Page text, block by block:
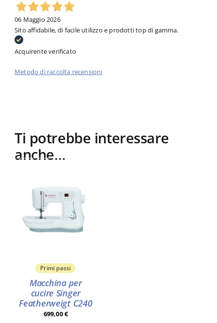
06 Maggio 2026
Sito affidabile, di facile utilizzo e prodotti top di gamma.
Acquirente verificato
Metodo di raccolta recensioni
Ti potrebbe interessare
anche…
Primi passi
Macchina per
cucire Singer
Featherweigt C240
699,00€